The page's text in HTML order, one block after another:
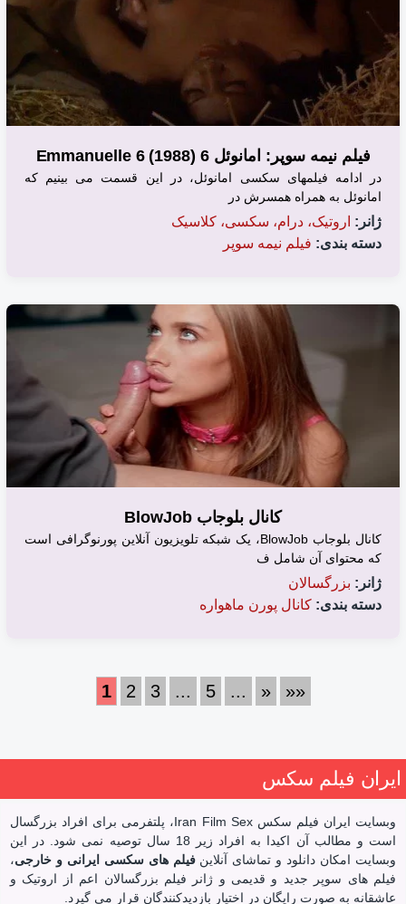
فیلم نیمه سوپر: امانوئل 6 (1988) Emmanuelle 6
در ادامه فیلمهای سکسی امانوئل، در این قسمت می بینیم که
امانوئل به همراه همسرش در
ژانر: اروتیک، درام، سکسی، کلاسیک
دسته بندی: فیلم نیمه سوپر
کانال بلوجاب BlowJob
کانال بلوجاب BlowJob، یک شبکه تلویزیون آنلاین پورنوگرافی است
که محتوای آن شامل ف
ژانر: بزرگسالان
دسته بندی: کانال پورن ماهواره
1 2 3 ... 5 ... » »»
ایران فیلم سکس
وبسایت ایران فیلم سکس Iran Film Sex، پلتفرمی برای افراد بزرگسال
است و مطالب آن اکیدا به افراد زیر 18 سال توصیه نمی شود. در این
وبسایت امکان دانلود و تماشای آنلاینفیلم های سکسی ایرانی و خارجی،
فیلم های سوپر جدید و قدیمی و ژانر فیلم بزرگسالان اعم از اروتیک و
عاشقانه به صورت رایگان در اختیار بازدیدکنندگان قرار می گیرد.